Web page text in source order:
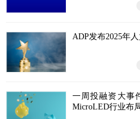
ADP发布2025年
一周投融资大事
MicroLED行业布